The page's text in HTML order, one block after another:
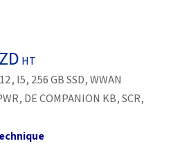
HT
I5, 256 GB SSD, WWAN
DE COMPANION KB, SCR,